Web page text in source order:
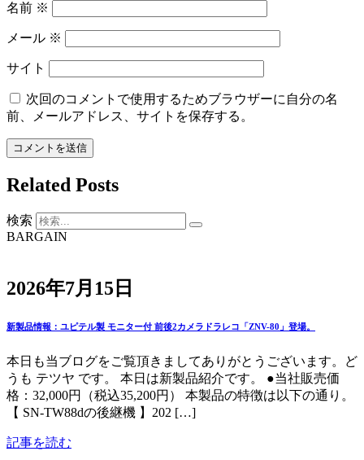
名前 ※
メール ※
サイト
次回のコメントで使用するためブラウザーに自分の名
前、メールアドレス、サイトを保存する。
Related Posts
検索
BARGAIN
2026年7月15日
新製品情報：ユピテル製 モニター付 前後2カメラドラレコ「ZNV-80」登場。
本日も当ブログをご覧頂きましてありがとうございます。ど
うも テツヤ です。 本日は新製品紹介です。 ●当社販売価
格：32,000円（税込35,200円） 本製品の特徴は以下の通り。
【 SN-TW88dの後継機 】202 […]
記事を読む